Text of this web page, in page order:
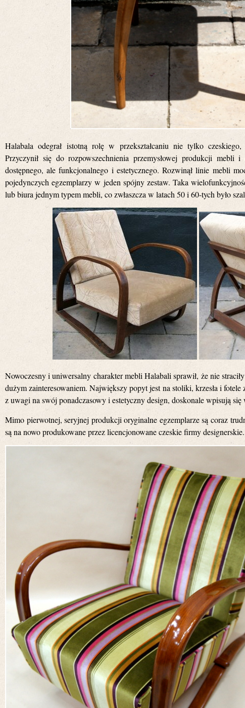
Halabala odegrał istotną rolę w przekształcaniu nie tylko
Przyczynił się do rozpowszechnienia przemysłowej produkcji mebli
dostępnego, ale funkcjonalnego i estetycznego. Rozwinął linie mebli
pojedynczych egzemplarzy w jeden spójny zestaw. Taka
lub biura jednym typem mebli, co zwłaszcza w latach 50 i 60-tych było
Nowoczesny i uniwersalny charakter mebli Halabali sprawił, że nie
dużym zainteresowaniem. Największy popyt jest na stoliki, krzesła i
z uwagi na swój ponadczasowy i estetyczny design, doskonale wpisują
Mimo pierwotnej, seryjnej produkcji oryginalne egzemplarze są coraz
są na nowo produkowane przez licencjonowane czeskie firmy designerskie.